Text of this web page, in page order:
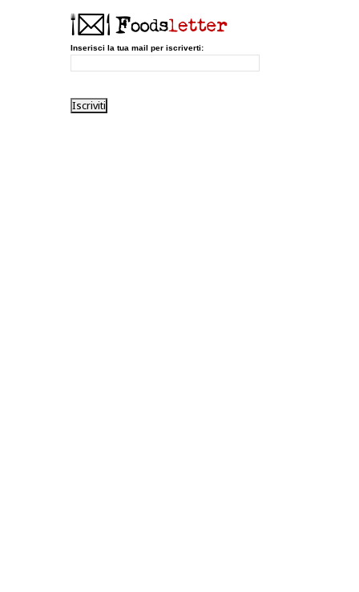
Inserisci la tua mail per iscriverti: